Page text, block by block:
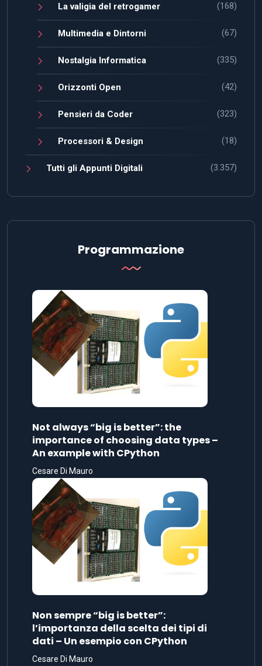
La valigia del retrogamer (168)
Multimedia e Dintorni (67)
Nostalgia Informatica (335)
Orizzonti Open (42)
Pensieri da Coder (323)
Processori & Design (18)
Tutti gli Appunti Digitali (3.357)
Programmazione
Not always “big is better”: the
importance of choosing data types –
An example with CPython
Cesare Di Mauro
Non sempre “big is better”:
l’importanza della scelta dei tipi di
dati – Un esempio con CPython
Cesare Di Mauro